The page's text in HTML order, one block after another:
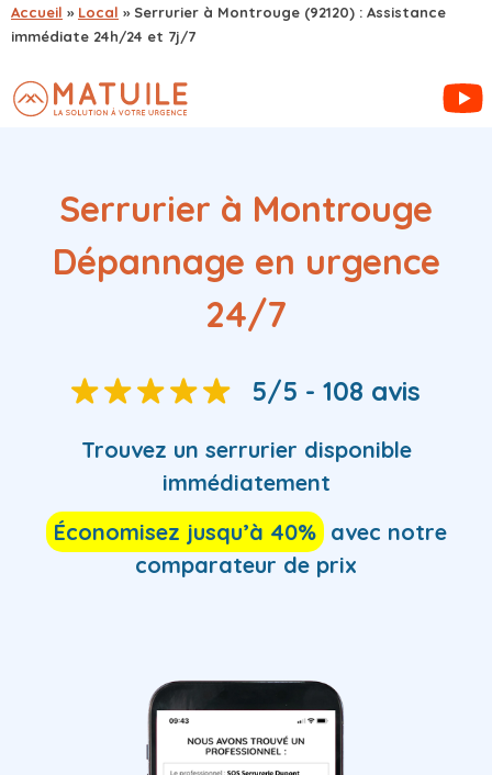
Accueil » Local » Serrurier à Montrouge (92120) : Assistance
immédiate 24h/24 et 7j/7
Serrurier à Montrouge
Dépannage en urgence
24/7
5/5 - 108 avis
Trouvez un serrurier disponible
immédiatement
Économisez jusqu’à 40% avec notre
comparateur de prix